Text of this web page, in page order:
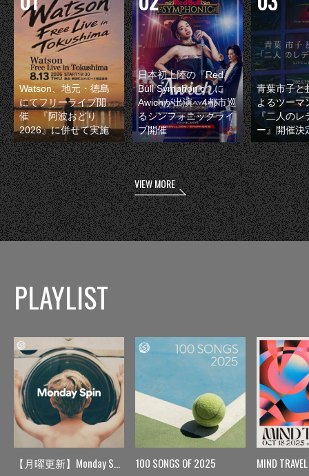
Watson、地元・徳島
にてフリーライブ開
催 『阿波おどり
2026』に併せて実施
日本初上陸の『Red
Bull Symphonic』に
Awichが出演 4都市巡
るシンフォニックライ
ブ開催
青葉市子と
よるツーマ
『二人のレ
ー』開催決
VIEW MORE
PLAYLIST
【月曜更新】Monday Spin 100 SONGS OF 2025 MIND TRAVEL